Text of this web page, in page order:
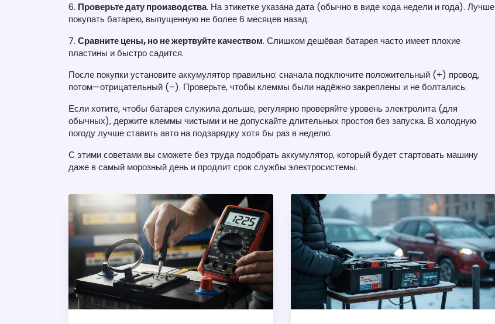
6. Проверьте дату производства. На этикетке указана дата (обычно в виде кода недели и года). Лучше
покупать батарею, выпущенную не более 6 месяцев назад.
7. Сравните цены, но не жертвуйте качеством. Слишком дешёвая батарея часто имеет плохие
пластины и быстро садится.
После покупки установите аккумулятор правильно: сначала подключите положительный (+) провод,
потом—отрицательный (–). Проверьте, чтобы клеммы были надёжно закреплены и не болтались.
Если хотите, чтобы батарея служила дольше, регулярно проверяйте уровень электролита (для
обычных), держите клеммы чистыми и не допускайте длительных простоя без запуска. В холодную
погоду лучше ставить авто на подзарядку хотя бы раз в неделю.
С этими советами вы сможете без труда подобрать аккумулятор, который будет стартовать машину
даже в самый морозный день и продлит срок службы электросистемы.